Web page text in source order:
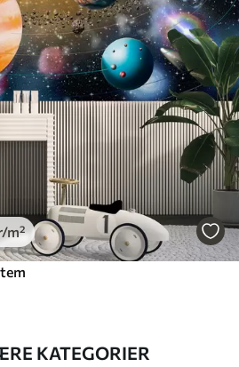
/m²
KATEGORIER